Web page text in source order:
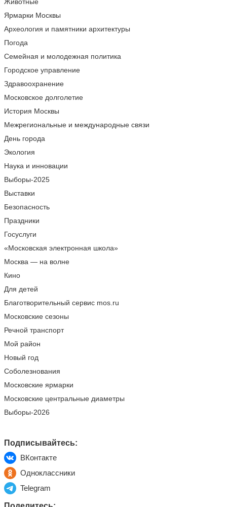
Животные
Ярмарки Москвы
Археология и памятники архитектуры
Погода
Семейная и молодежная политика
Городское управление
Здравоохранение
Московское долголетие
История Москвы
Межрегиональные и международные связи
День города
Экология
Наука и инновации
Выборы-2025
Выставки
Безопасность
Праздники
Госуслуги
«Московская электронная школа»
Москва — на волне
Кино
Для детей
Благотворительный сервис mos.ru
Московские сезоны
Речной транспорт
Мой район
Новый год
Соболезнования
Московские ярмарки
Московские центральные диаметры
Выборы-2026
Подписывайтесь:
ВКонтакте
Одноклассники
Telegram